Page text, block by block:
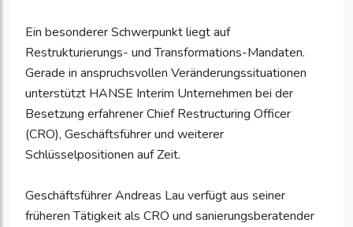
Ein besonderer Schwerpunkt liegt auf
Restrukturierungs- und Transformations-Mandaten.
Gerade in anspruchsvollen Veränderungssituationen
unterstützt HANSE Interim Unternehmen bei der
Besetzung erfahrener Chief Restructuring Officer
(CRO), Geschäftsführer und weiterer
Schlüsselpositionen auf Zeit.
Geschäftsführer Andreas Lau verfügt aus seiner
früheren Tätigkeit als CRO und sanierungsberatender